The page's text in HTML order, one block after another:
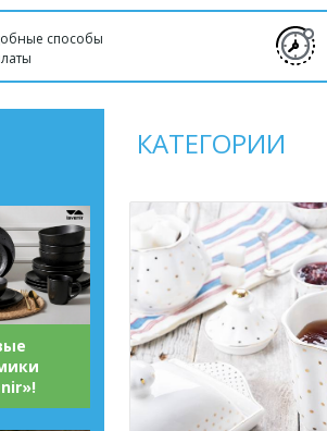
способы
КАТЕГОРИИ